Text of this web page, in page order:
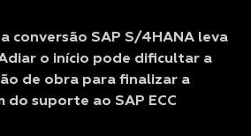
conversão SAP S/4HANA leva
o início pode dificultar a
de obra para finalizar a
do suporte ao SAP ECC